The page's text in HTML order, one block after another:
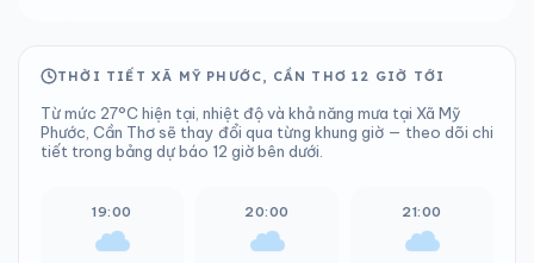
THỜI TIẾT XÃ MỸ PHƯỚC, CẦN THƠ 12 GIỜ TỚI
Từ mức 27°C hiện tại, nhiệt độ và khả năng mưa tại Xã Mỹ
Phước, Cần Thơ sẽ thay đổi qua từng khung giờ — theo dõi chi
tiết trong bảng dự báo 12 giờ bên dưới.
19:00 20:00 21:00